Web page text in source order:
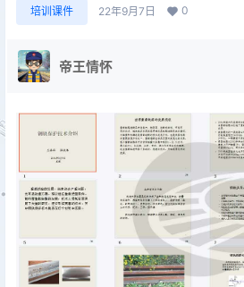
培训课件 22年9月7日 0
帝王情怀